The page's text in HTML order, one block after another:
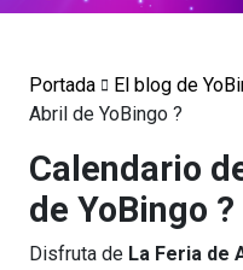
Portada El blog de
Abril de YoBingo ?
Calendario
de YoBingo ?
Disfruta de La Feria de